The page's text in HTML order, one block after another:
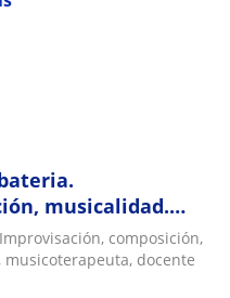
musicalidad.
y su
composición,
docente